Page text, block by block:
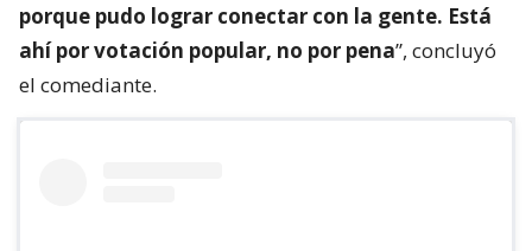
porque pudo lograr conectar con la gente. Está
ahí por votación popular, no por pena”, concluyó
el comediante.